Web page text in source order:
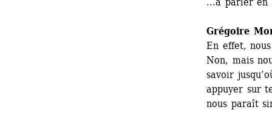
Grégoire
En effet,
Non, mais
savoir
appuyer sur
nous paraît